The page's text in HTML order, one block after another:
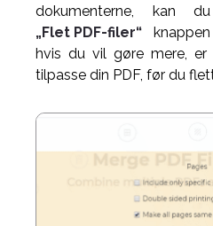
dokumenterne, kan
„Flet PDF-filer“
hvis du vil gøre mere,
tilpasse din PDF, før du